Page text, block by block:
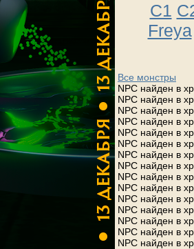
C1
Freya
Все монстры
NPC найден в
NPC найден в
NPC найден в
NPC найден в
NPC найден в
NPC найден в
NPC найден в
NPC найден в
NPC найден в
NPC найден в
NPC найден в
NPC найден в
NPC найден в
NPC найден в
NPC найден в